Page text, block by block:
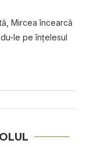
Mircea încearcă
le pe înțelesul